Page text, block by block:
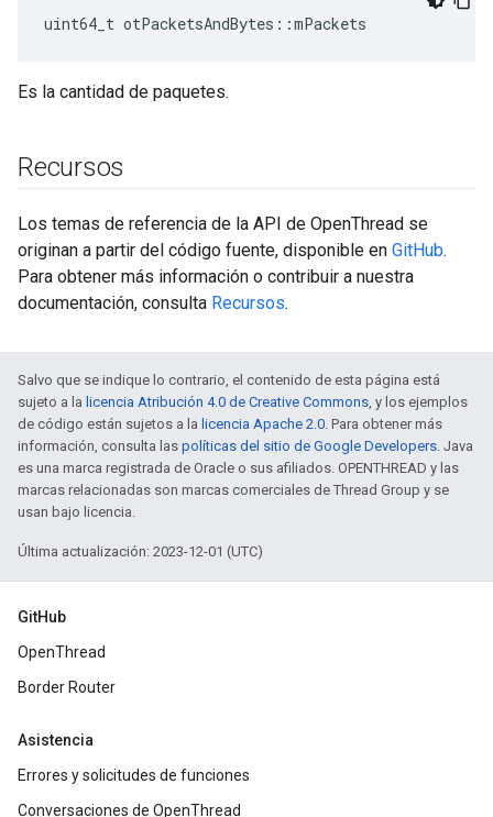
uint64_t otPacketsAndBytes ::mPackets
Es la cantidad de paquetes.
Recursos
Los temas de referencia de la API de OpenThread se
originan a partir del código fuente, disponible en GitHub.
Para obtener más información o contribuir a nuestra
documentación, consulta Recursos.
Salvo que se indique lo contrario, el contenido de esta página está
sujeto a la licencia Atribución 4.0 de Creative Commons, y los ejemplos
de código están sujetos a la licencia Apache 2.0. Para obtener más
información, consulta las políticas del sitio de Google Developers. Java
es una marca registrada de Oracle o sus afiliados. OPENTHREAD y las
marcas relacionadas son marcas comerciales de Thread Group y se
usan bajo licencia.
Última actualización: 2023-12-01 (UTC)
GitHub
OpenThread
Border Router
Asistencia
Errores y solicitudes de funciones
Conversaciones de OpenThread